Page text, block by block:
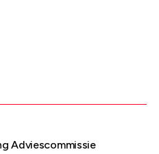
Adviescommissie